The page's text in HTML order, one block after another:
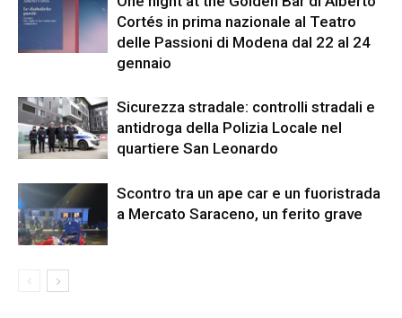
Cortés in prima nazionale al Teatro
delle Passioni di Modena dal 22 al 24
gennaio
Sicurezza stradale: controlli stradali e
antidroga della Polizia Locale nel
quartiere San Leonardo
Scontro tra un ape car e un fuoristrada
a Mercato Saraceno, un ferito grave